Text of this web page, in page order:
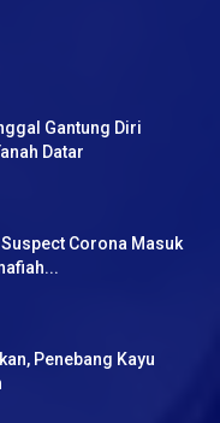
Gantung Diri
Datar
Corona Masuk
Penebang Kayu